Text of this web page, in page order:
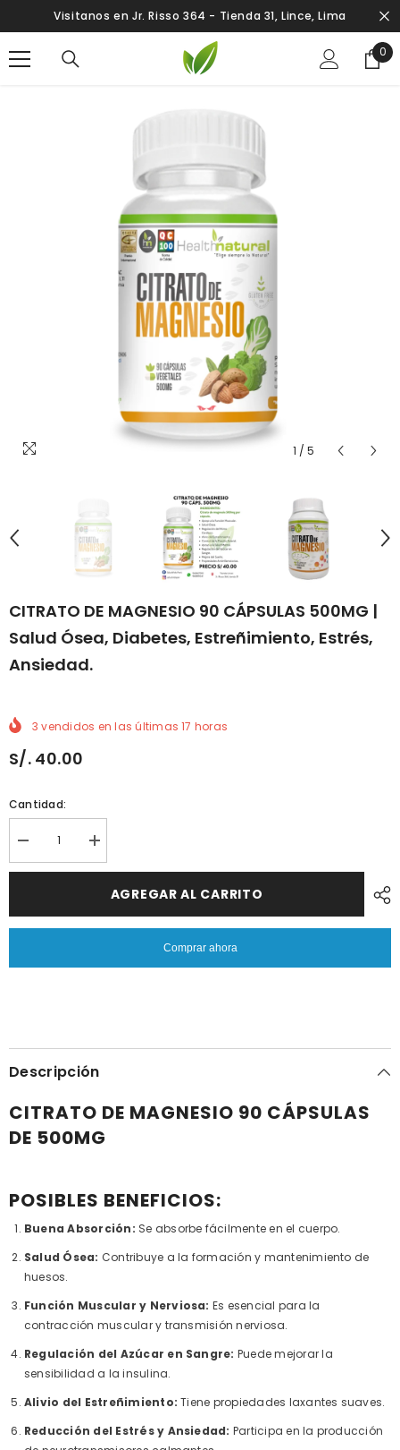
SALTAR AL CONTENIDO
Visitanos en Jr. Risso 364 - Tienda 31, Lince, Lima
0
0
1 / 5
CITRATO DE MAGNESIO 90 CÁPSULAS 500MG |
Salud Ósea, Diabetes, Estreñimiento, Estrés,
Ansiedad.
3 vendidos en las últimas17 horas
S/. 40.00
Cantidad:
Reducir
cantidad
porCITRATO
CÁPSULAS
Salud
Aumentar
cantidad
por
90
|
Ansiedad.
AGREGAR AL CARRITO
Comprar ahora
Descripción
CITRATO DE MAGNESIO 90 CÁPSULAS
DE 500MG
POSIBLES BENEFICIOS:
Buena Absorción: Se absorbe fácilmente en el cuerpo.
Salud Ósea: Contribuye a la formación y mantenimiento de
huesos.
Función Muscular y Nerviosa: Es esencial para la
contracción muscular y transmisión nerviosa.
Regulación del Azúcar en Sangre: Puede mejorar la
sensibilidad a la insulina.
Alivio del Estreñimiento: Tiene propiedades laxantes suaves.
Reducción del Estrés y Ansiedad: Participa en la producción